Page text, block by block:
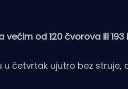
od 120 čvorova ili 193
četvrtak ujutro bez struje,